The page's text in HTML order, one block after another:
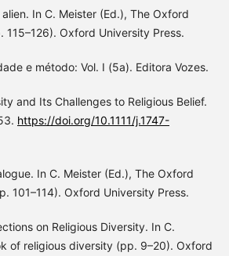
In C. Meister (Ed.), The Oxford
Oxford University Press.
e método: Vol. I (5a). Editora Vozes.
and Its Challenges to Religious Belief.
https://doi.org/10.1111/j.1747-
In C. Meister (Ed.), The Oxford
101–114). Oxford University Press.
on Religious Diversity. In C.
of religious diversity (pp. 9–20). Oxford